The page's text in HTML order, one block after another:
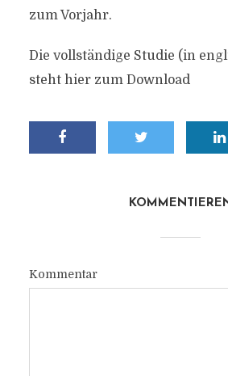
zum Vorjahr.
Die vollständige Studie (in
steht hier zum Download
Kommentar